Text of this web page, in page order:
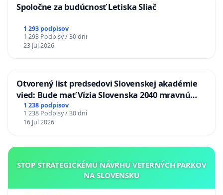
Spoločne za budúcnosť Letiska Sliač
1 293 podpisov
1 293 Podpisy / 30 dni
23 Jul 2026
Otvorený list predsedovi Slovenskej akadémie
vied: Bude mať Vízia Slovenska 2040 mravnú
chrbticu?
1 238 podpisov
1 238 Podpisy / 30 dni
16 Jul 2026
STOP STRATEGICKÉMU NÁVRHU VETERNÝCH PARKOV
NA SLOVENSKU